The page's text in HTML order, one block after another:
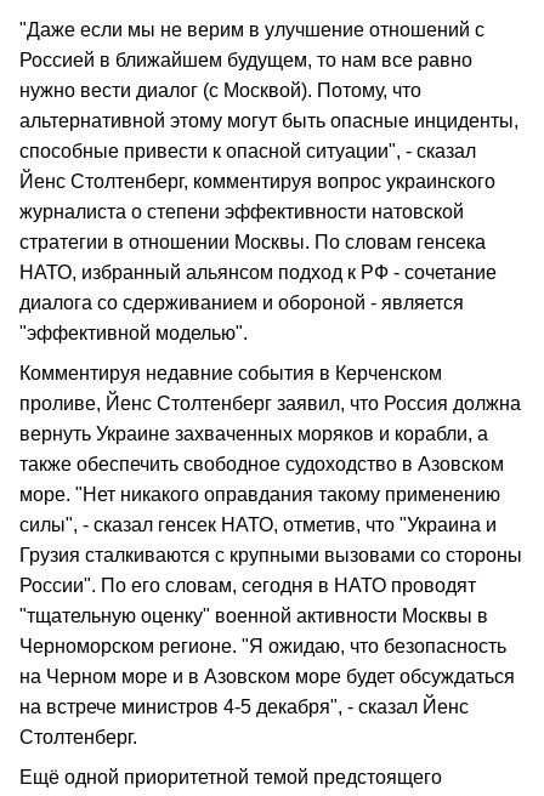
"Даже если мы не верим в улучшение отношений с
Россией в ближайшем будущем, то нам все равно
нужно вести диалог (с Москвой). Потому, что
альтернативной этому могут быть опасные инциденты,
способные привести к опасной ситуации", - сказал
Йенс Столтенберг, комментируя вопрос украинского
журналиста о степени эффективности натовской
стратегии в отношении Москвы. По словам генсека
НАТО, избранный альянсом подход к РФ - сочетание
диалога со сдерживанием и обороной - является
"эффективной моделью".
Комментируя недавние события в Керченском
проливе, Йенс Столтенберг заявил, что Россия должна
вернуть Украине захваченных моряков и корабли, а
также обеспечить свободное судоходство в Азовском
море. "Нет никакого оправдания такому применению
силы", - сказал генсек НАТО, отметив, что "Украина и
Грузия сталкиваются с крупными вызовами со стороны
России". По его словам, сегодня в НАТО проводят
"тщательную оценку" военной активности Москвы в
Черноморском регионе. "Я ожидаю, что безопасность
на Черном море и в Азовском море будет обсуждаться
на встрече министров 4-5 декабря", - сказал Йенс
Столтенберг.
Ещё одной приоритетной темой предстоящего